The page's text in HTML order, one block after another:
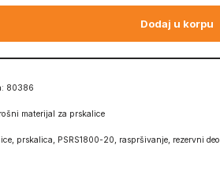
Dodaj u korpu
80386
materijal za prskalice
, prskalica, PSRS1800-20, raspršivanje, rezervni deo